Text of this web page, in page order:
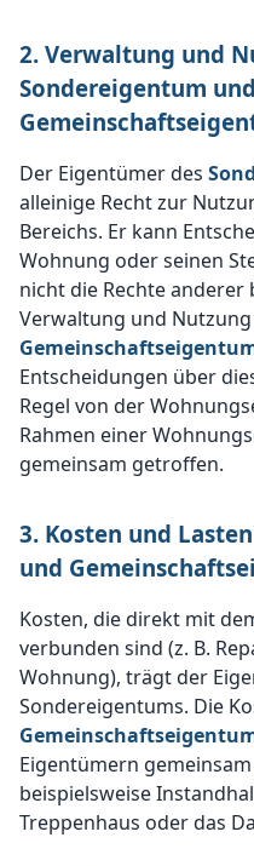
2. Verwaltung und
Sondereigentum und
Der Eigentümer des
alleinige Recht zur
Bereichs. Er kann
Wohnung oder seinen
nicht die Rechte
Verwaltung und
Entscheidungen über
Regel von der
Rahmen einer
gemeinsam getroffen.
3. Kosten und
und
Kosten, die direkt mit
verbunden sind (z. B.
Wohnung), trägt der
Sondereigentums. Die
Eigentümern
beispielsweise
Treppenhaus oder das